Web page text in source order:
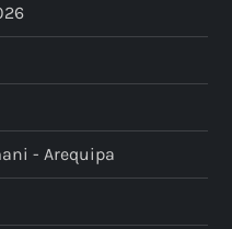
- Arequipa